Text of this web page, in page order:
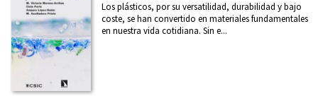
Los plásticos, por su versatilidad, durabilidad y bajo
coste, se han convertido en materiales fundamentales
en nuestra vida cotidiana. Sin e...